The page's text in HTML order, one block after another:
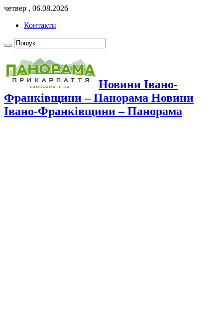
четвер , 06.08.2026
Контакти
Новини Івано-
Франківщини – Панорама Новини
Івано-Франківщини – Панорама